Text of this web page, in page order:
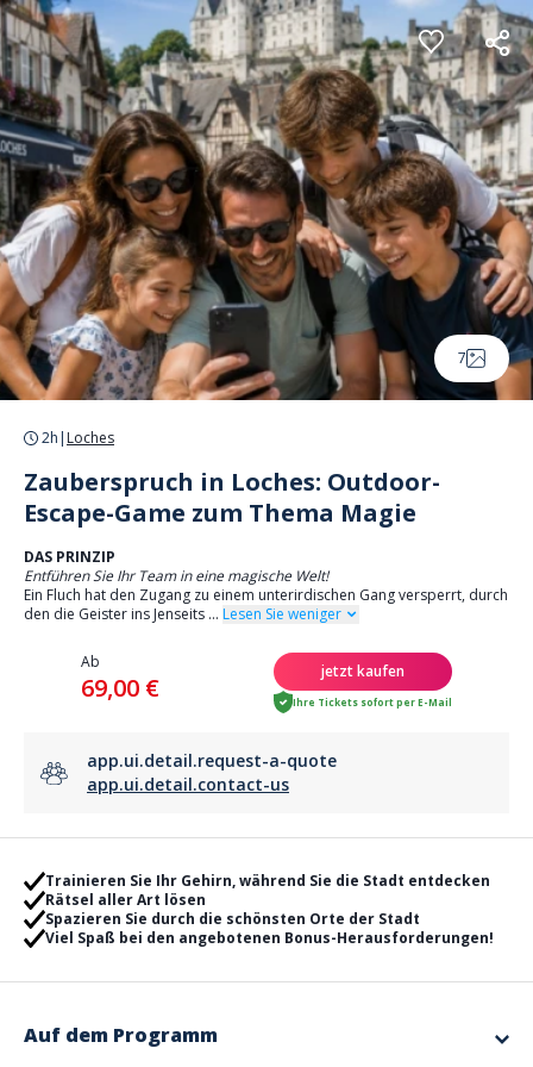
Cookie-Einstellungen
7
2h | Loches
Zauberspruch in Loches: Outdoor-
Escape-Game zum Thema Magie
DAS PRINZIP
Entführen Sie Ihr Team in eine magische Welt!
Ein Fluch hat den Zugang zu einem unterirdischen Gang versperrt, durch
den die Geister ins Jenseits ... Lesen Sie weniger
Ab
69,00 €
jetzt kaufen
Ihre Tickets sofort per E-Mail
app.ui.detail.request-a-quote
app.ui.detail.contact-us
Trainieren Sie Ihr Gehirn, während Sie die Stadt entdecken
Rätsel aller Art lösen
Spazieren Sie durch die schönsten Orte der Stadt
Viel Spaß bei den angebotenen Bonus-Herausforderungen!
Auf dem Programm